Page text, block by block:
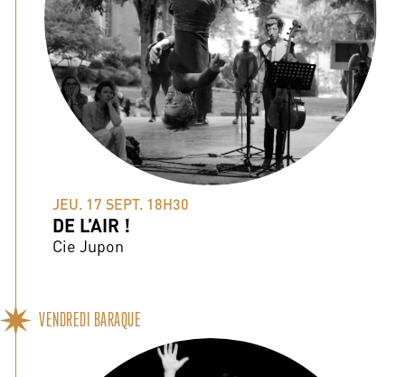
JEU. 17 SEPT. 18H30
DE L’AIR !
Cie Jupon
VENDREDI BARAQUE